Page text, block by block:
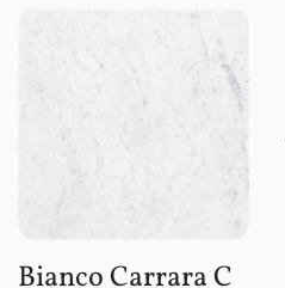
Bianco Carrara C